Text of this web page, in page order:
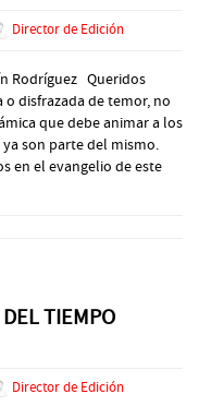
Director de Edición
Rodríguez Queridos
disfrazada de temor, no
que debe animar a los
son parte del mismo.
en el evangelio de este
TIEMPO
Director de Edición